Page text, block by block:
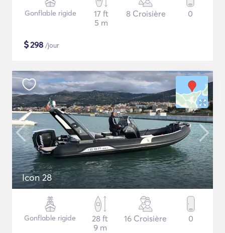
Gonflable rigide
17 ft
5 m
8 Croisière 0
$298 /jour
Icon 28
Gonflable rigide
28 ft
9 m
16 Croisière 0